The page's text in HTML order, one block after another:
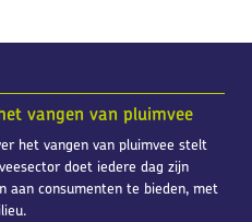
vangen van pluimvee
het vangen van pluimvee stelt
doet iedere dag zijn
aan consumenten te bieden, met